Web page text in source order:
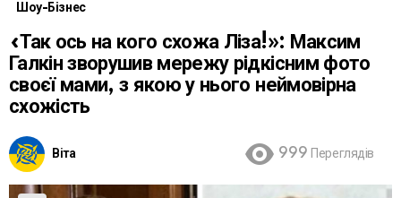
Шоу-Бізнес
«Так ось на кого схожа Ліза!»: Максим
Галкін зворушив мережу рідкісним фото
своєї мами, з якою у нього неймовірна
схожість
Віта 999 Переглядів